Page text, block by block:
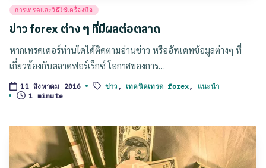
Posted
การเทรดและวิธีใช้เครื่องมือ
ข่าว forex ต่าง ๆ ที่มีผลต่อตลาด
หากเทรดเดอร์ท่านใดได้ติดตามอ่านข่าว หรืออัพเดทข้อมูลต่างๆ ที่
เกี่ยวข้องกับตลาดฟอร์เร็กซ์ โอกาสของการ…
11 สิงหาคม 2016
Tags: ข่าว , เทคนิคเทรด forex , แนะนำ
1 minute